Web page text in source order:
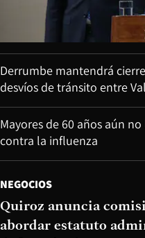
Derrumbe mantendrá
desvíos de tránsito entre
Mayores de 60 años aún
contra la influenza
NEGOCIOS
Quiroz anuncia
abordar estatuto